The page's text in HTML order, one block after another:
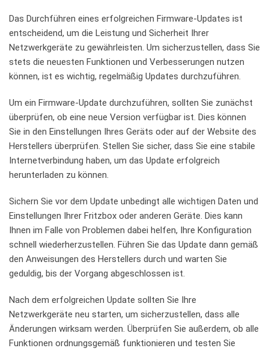
Das Durchführen eines erfolgreichen ⁢Firmware-Updates ist
entscheidend, ⁤um ‍die Leistung und Sicherheit Ihrer
⁤Netzwerkgeräte zu gewährleisten. Um sicherzustellen, dass ⁤Sie
​stets​ die neuesten Funktionen und​ Verbesserungen nutzen⁤
können, ist es wichtig, regelmäßig⁤ Updates durchzuführen.
Um ​ein Firmware-Update‌ durchzuführen, sollten Sie zunächst
überprüfen, ob eine neue Version verfügbar ist. ⁤Dies können
Sie in den Einstellungen Ihres ‍Geräts ​oder auf der Website ​des
Herstellers überprüfen. Stellen Sie sicher, dass Sie eine stabile
Internetverbindung haben, ‌um ‌das Update⁣ erfolgreich
herunterladen zu können.
Sichern Sie ​vor‌ dem Update unbedingt​ alle wichtigen Daten und⁣
Einstellungen Ihrer‍ Fritzbox oder anderen Geräte. Dies kann
‍Ihnen im Falle‌ von Problemen dabei⁣ helfen, Ihre Konfiguration⁢
schnell​ wiederherzustellen. Führen​ Sie das ‌Update⁢ dann ‌gemäß
den Anweisungen des Herstellers durch und warten‌ Sie
geduldig, bis der ⁢Vorgang abgeschlossen ist.
Nach dem⁤ erfolgreichen Update sollten Sie Ihre
Netzwerkgeräte neu starten, um ⁢sicherzustellen, dass alle
Änderungen wirksam werden.⁤ Überprüfen‌ Sie außerdem, ob⁢ alle
⁣Funktionen ordnungsgemäß funktionieren und testen Sie